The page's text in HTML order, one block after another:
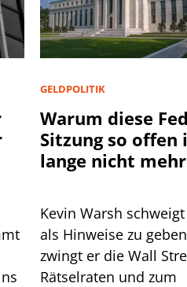
GELDPOLITIK
Warum diese
Sitzung so offen
lange nicht mehr
Kevin Warsh
als Hinweise zu
zwingt er die Wall Street zum
Rätselraten und zum